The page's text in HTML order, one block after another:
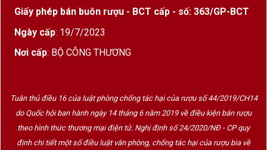
Giấy phép bán buôn rượu - BCT cấp - số: 363/GP-BCT
Ngày cấp: 19/7/2023
Nơi cấp: BỘ CÔNG THƯƠNG
Tuân thủ điều 16 của luật phòng chống tác hại của rượu số 44/2019/CH14
do Quốc hội ban hành ngày 14 tháng 6 năm 2019 về điều kiện bán rượu
theo hình thức thương mại điện tử. Nghị định số 24/2020/NĐ - CP quy
định chi tiết một số điều luật văn phòng, chống tác hại của rượu bia về